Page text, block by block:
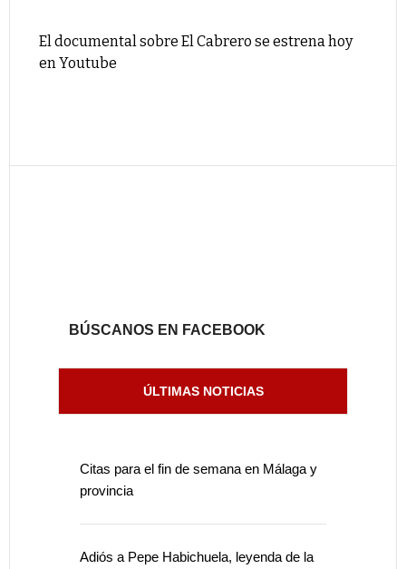
El documental sobre El Cabrero se estrena hoy
en Youtube
BÚSCANOS EN FACEBOOK
ÚLTIMAS NOTICIAS
Citas para el fin de semana en Málaga y
provincia
Adiós a Pepe Habichuela, leyenda de la